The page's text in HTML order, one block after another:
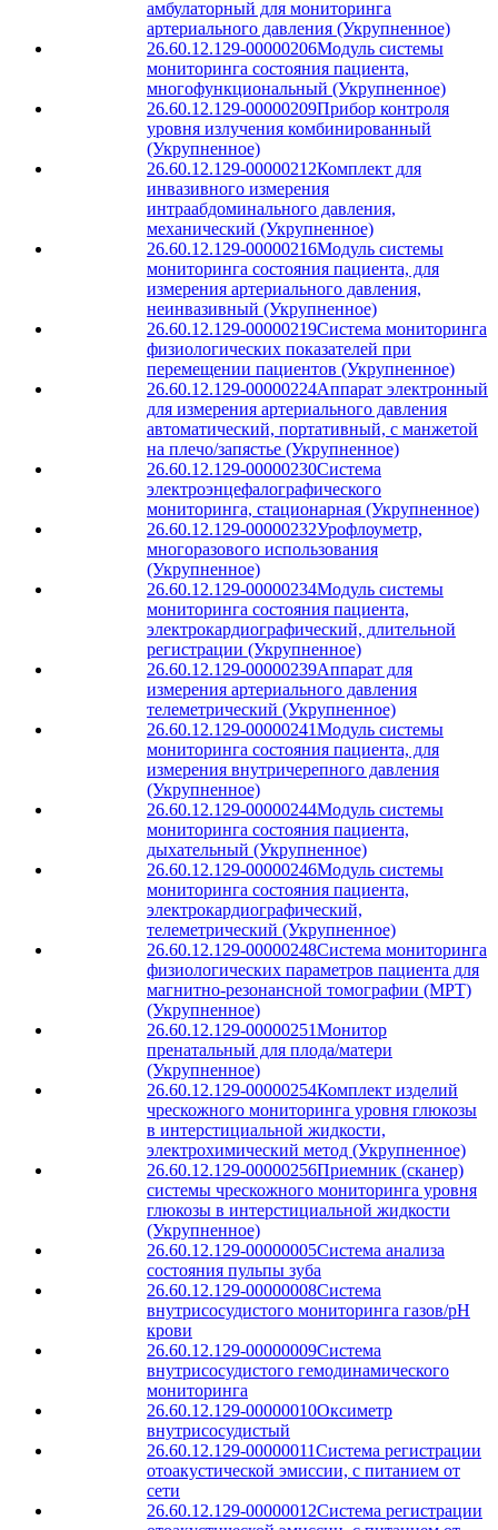
амбулаторный для мониторинга
артериального давления (Укрупненное)
26.60.12.129-00000206Модуль системы
мониторинга состояния пациента,
многофункциональный (Укрупненное)
26.60.12.129-00000209Прибор контроля
уровня излучения комбинированный
(Укрупненное)
26.60.12.129-00000212Комплект для
инвазивного измерения
интраабдоминального давления,
механический (Укрупненное)
26.60.12.129-00000216Модуль системы
мониторинга состояния пациента, для
измерения артериального давления,
неинвазивный (Укрупненное)
26.60.12.129-00000219Система мониторинга
физиологических показателей при
перемещении пациентов (Укрупненное)
26.60.12.129-00000224Аппарат электронный
для измерения артериального давления
автоматический, портативный, с манжетой
на плечо/запястье (Укрупненное)
26.60.12.129-00000230Система
электроэнцефалографического
мониторинга, стационарная (Укрупненное)
26.60.12.129-00000232Урофлоуметр,
многоразового использования
(Укрупненное)
26.60.12.129-00000234Модуль системы
мониторинга состояния пациента,
электрокардиографический, длительной
регистрации (Укрупненное)
26.60.12.129-00000239Аппарат для
измерения артериального давления
телеметрический (Укрупненное)
26.60.12.129-00000241Модуль системы
мониторинга состояния пациента, для
измерения внутричерепного давления
(Укрупненное)
26.60.12.129-00000244Модуль системы
мониторинга состояния пациента,
дыхательный (Укрупненное)
26.60.12.129-00000246Модуль системы
мониторинга состояния пациента,
электрокардиографический,
телеметрический (Укрупненное)
26.60.12.129-00000248Система мониторинга
физиологических параметров пациента для
магнитно-резонансной томографии (МРТ)
(Укрупненное)
26.60.12.129-00000251Монитор
пренатальный для плода/матери
(Укрупненное)
26.60.12.129-00000254Комплект изделий
чрескожного мониторинга уровня глюкозы
в интерстициальной жидкости,
электрохимический метод (Укрупненное)
26.60.12.129-00000256Приемник (сканер)
системы чрескожного мониторинга уровня
глюкозы в интерстициальной жидкости
(Укрупненное)
26.60.12.129-00000005Система анализа
состояния пульпы зуба
26.60.12.129-00000008Система
внутрисосудистого мониторинга газов/рН
крови
26.60.12.129-00000009Система
внутрисосудистого гемодинамического
мониторинга
26.60.12.129-00000010Оксиметр
внутрисосудистый
26.60.12.129-00000011Система регистрации
отоакустической эмиссии, с питанием от
сети
26.60.12.129-00000012Система регистрации